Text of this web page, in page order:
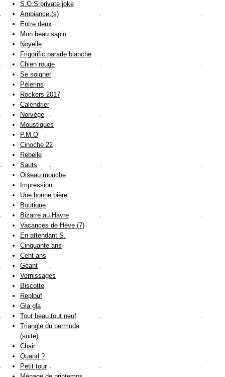
S.O.S private joke
Ambiance (s)
Entre deux
Mon beau sapin...
Noyelle
Frigorific parade blanche
Chien rouge
Se soigner
Pèlerins
Rockers 2017
Calendrier
Norvège
Moustiques
P.M.O
Cinoche 22
Rebelle
Sauts
Oiseau mouche
Impression
Une bonne bière
Boutique
Bizarre au Havre
Vacances de Hève (7)
En attendant S.
Cinquante ans
Cent ans
Géant
Vernissages
Biscotte
Replouf
Gla gla
Tout beau tout neuf
Triangle du bermuda
(suite)
Chair
Quand ?
Petit tour